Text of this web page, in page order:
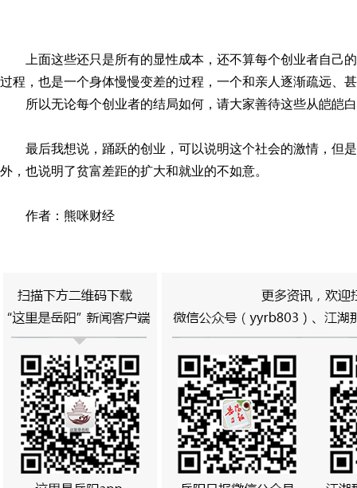
上面这些还只是所有的显性成本，还不算每个创业者自己
过程，也是一个身体慢慢变差的过程，一个和亲人逐渐疏远、
所以无论每个创业者的结局如何，请大家善待这些从皑皑
最后我想说，踊跃的创业，可以说明这个社会的激情，但
外，也说明了贫富差距的扩大和就业的不如意。
作者：熊咪财经